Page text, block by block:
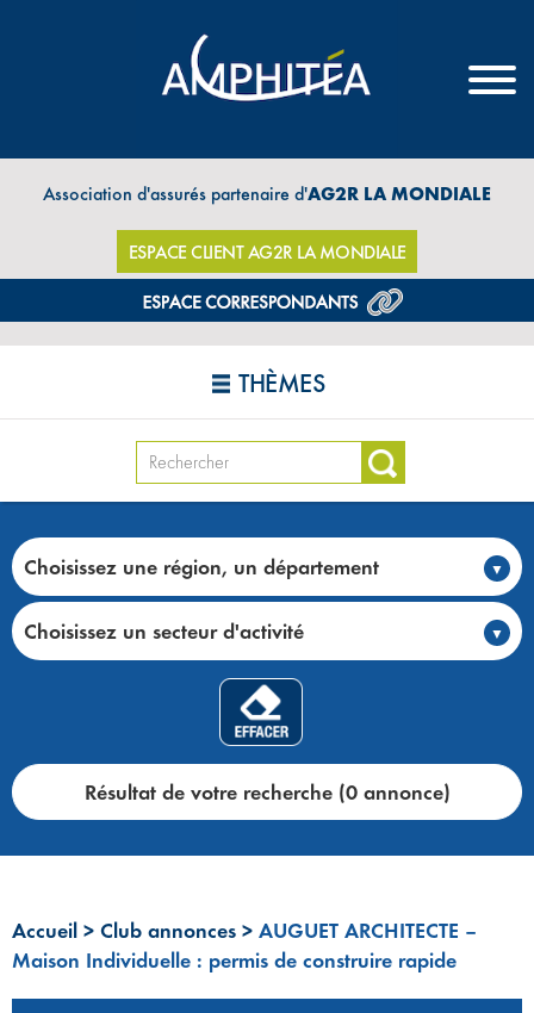
Association d'assurés partenaire d'AG2R LA MONDIALE
ESPACE CLIENT AG2R LA MONDIALE
THÈMES
Choisissez une région, un département
Choisissez un secteur d'activité
Résultat de votre recherche (0 annonce)
Accueil > Club annonces > AUGUET ARCHITECTE –
Maison Individuelle : permis de construire rapide